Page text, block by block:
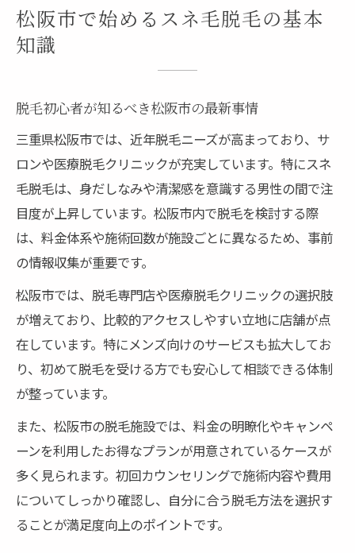
メンズ脱毛希望者必見スネ脱毛の悩み解決法
松阪市の脱毛サロン選びで迷う理由と対策
スネ毛脱毛で得られる清潔感アップの秘訣
スネ毛脱毛における回数や効果の目安を解説
脱毛は何回通えば変化を感じられるのか
ツルツル肌を目指す脱毛回数の目安とは
松阪市の脱毛で効果実感が早い方法を比較
毛質や肌質で異なる脱毛回数の考え方
医療脱毛とサロン脱毛の回数の違いを検証
医療脱毛とセルフ脱毛の違いを知るポイント
脱毛を選ぶなら医療とセルフの特徴を比較
松阪市の医療脱毛とセルフ脱毛の効果差
費用や安全面から見る脱毛方法の違い
セルフ脱毛と医療脱毛どちらが自分向き？
脱毛 松阪市で選ばれる理由と判断基準
理想のすね毛脱毛を実現する選び方ガイド
松阪市で始めるスネ毛脱毛の基本
知識
脱毛初心者が知るべき松阪市の最新事情
三重県松阪市では、近年脱毛ニーズが高まっており、サ
ロンや医療脱毛クリニックが充実しています。特にスネ
毛脱毛は、身だしなみや清潔感を意識する男性の間で注
目度が上昇しています。松阪市内で脱毛を検討する際
は、料金体系や施術回数が施設ごとに異なるため、事前
の情報収集が重要です。
松阪市では、脱毛専門店や医療脱毛クリニックの選択肢
が増えており、比較的アクセスしやすい立地に店舗が点
在しています。特にメンズ向けのサービスも拡大してお
り、初めて脱毛を受ける方でも安心して相談できる体制
が整っています。
また、松阪市の脱毛施設では、料金の明瞭化やキャンペ
ーンを利用したお得なプランが用意されているケースが
多く見られます。初回カウンセリングで施術内容や費用
についてしっかり確認し、自分に合う脱毛方法を選択す
ることが満足度向上のポイントです。